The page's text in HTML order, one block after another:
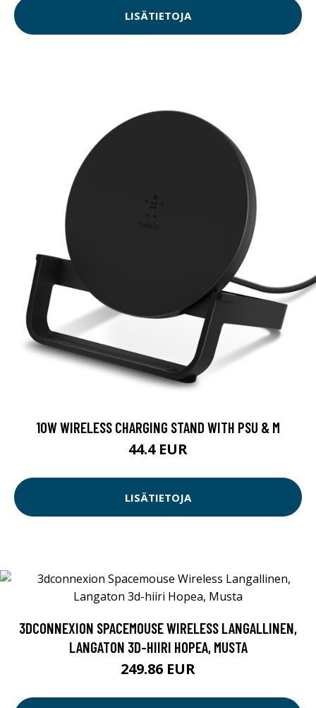
LISÄTIETOJA
10W WIRELESS CHARGING STAND WITH PSU & M
44.4 EUR
LISÄTIETOJA
3DCONNEXION SPACEMOUSE WIRELESS LANGALLINEN,
LANGATON 3D-HIIRI HOPEA, MUSTA
249.86 EUR